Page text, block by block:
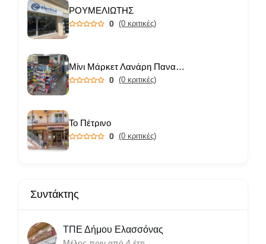
ΡΟΥΜΕΛΙΩΤΗΣ
0 (0 κριτικές)
Μίνι Μάρκετ Λανάρη Παναγιώτα
0 (0 κριτικές)
Το Πέτρινο
0 (0 κριτικές)
Συντάκτης
ΤΠΕ Δήμου Ελασσόνας